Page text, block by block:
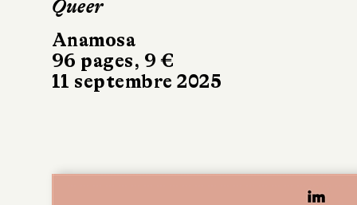
Queer
Anamosa
96 pages, 9 €
11 septembre 2025